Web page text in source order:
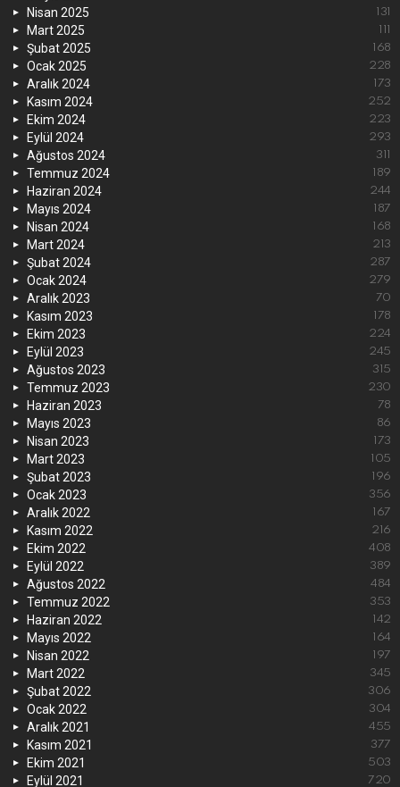
Nisan 2025 131
Mart 2025 111
Şubat 2025 168
Ocak 2025 228
Aralık 2024 173
Kasım 2024 252
Ekim 2024 223
Eylül 2024 293
Ağustos 2024 311
Temmuz 2024 189
Haziran 2024 244
Mayıs 2024 187
Nisan 2024 168
Mart 2024 213
Şubat 2024 287
Ocak 2024 279
Aralık 2023 70
Kasım 2023 178
Ekim 2023 224
Eylül 2023 245
Ağustos 2023 315
Temmuz 2023 230
Haziran 2023 78
Mayıs 2023 86
Nisan 2023 173
Mart 2023 105
Şubat 2023 196
Ocak 2023 356
Aralık 2022 167
Kasım 2022 216
Ekim 2022 408
Eylül 2022 389
Ağustos 2022 484
Temmuz 2022 353
Haziran 2022 142
Mayıs 2022 164
Nisan 2022 197
Mart 2022 345
Şubat 2022 306
Ocak 2022 304
Aralık 2021 455
Kasım 2021 377
Ekim 2021 503
Eylül 2021 720